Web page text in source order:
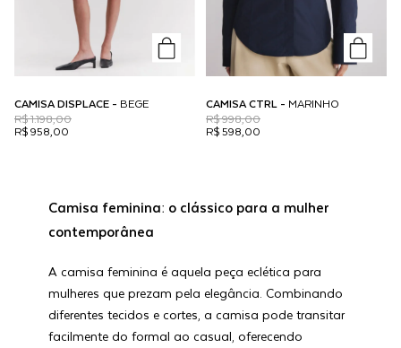
CAMISA DISPLACE - BEGE
R$ 958,00
R$ 1.198,00
CAMISA CTRL - MARINHO
R$ 598,00
R$ 998,00
Camisa feminina: o clássico para a mulher
contemporânea
A camisa feminina é aquela peça eclética para
mulheres que prezam pela elegância. Combinando
diferentes tecidos e cortes, a camisa pode transitar
facilmente do formal ao casual, oferecendo